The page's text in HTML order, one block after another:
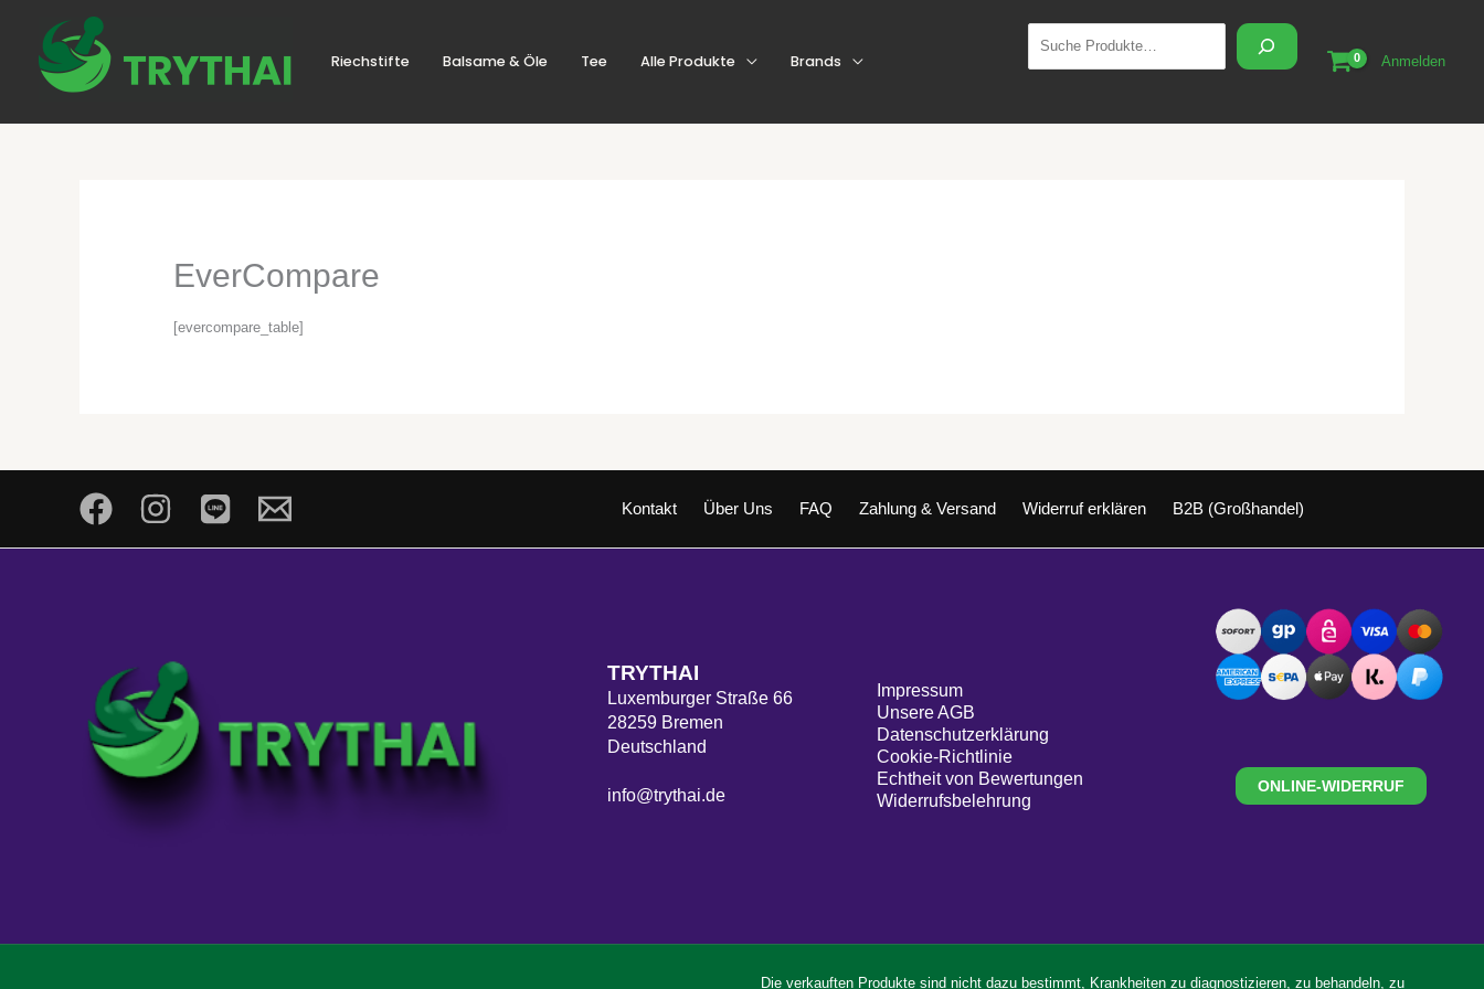
springen
Riechstifte Balsame & Öle Tee Alle Produkte Brands Anmelden
EverCompare
[evercompare_table]
Kontakt Über Uns FAQ Zahlung & Versand Widerruf erklären B2B (Großhandel)
TRYTHAI
Luxemburger Straße 66
28259 Bremen
Deutschland
info@trythai.de
Impressum
Unsere AGB
Datenschutzerklärung
Cookie-Richtlinie
Echtheit von Bewertungen
Widerrufsbelehrung
ONLINE-WIDERRUF
Die verkauften Produkte sind nicht dazu bestimmt, Krankheiten zu diagnostizieren, zu behandeln, zu